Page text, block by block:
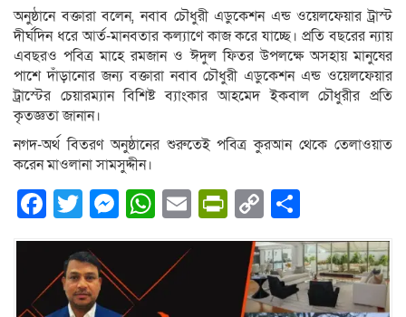
অনুষ্ঠানে বক্তারা বলেন, নবাব চৌধুরী এডুকেশন এন্ড ওয়েলফেয়ার ট্রাস্ট
দীর্ঘদিন ধরে আর্ত-মানবতার কল্যাণে কাজ করে যাচ্ছে। প্রতি বছরের ন্যায়
এবছরও পবিত্র মাহে রমজান ও ঈদুল ফিতর উপলক্ষে অসহায় মানুষের
পাশে দাঁড়ানোর জন্য বক্তারা নবাব চৌধুরী এডুকেশন এন্ড ওয়েলফেয়ার
ট্রাস্টের চেয়ারম্যান বিশিষ্ট ব্যাংকার আহমেদ ইকবাল চৌধুরীর প্রতি
কৃতজ্ঞতা জানান।
নগদ-অর্থ বিতরণ অনুষ্ঠানের শুরুতেই পবিত্র কুরআন থেকে তেলাওয়াত
করেন মাওলানা সামসুদ্দীন।
Facebook
Twitter
Messenger
WhatsApp
EmailPrintFriendly
Copy
Link